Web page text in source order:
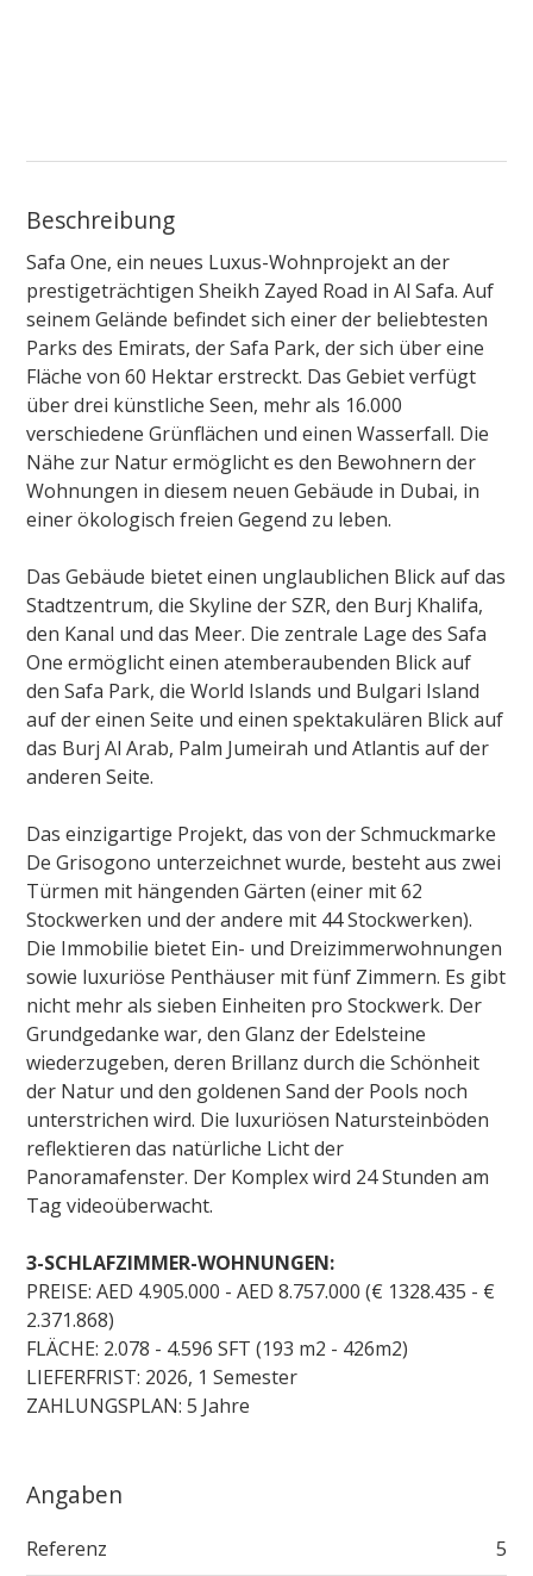
Beschreibung
Safa One, ein neues Luxus-Wohnprojekt an der
prestigeträchtigen Sheikh Zayed Road in Al Safa. Auf
seinem Gelände befindet sich einer der beliebtesten
Parks des Emirats, der Safa Park, der sich über eine
Fläche von 60 Hektar erstreckt. Das Gebiet verfügt
über drei künstliche Seen, mehr als 16.000
verschiedene Grünflächen und einen Wasserfall. Die
Nähe zur Natur ermöglicht es den Bewohnern der
Wohnungen in diesem neuen Gebäude in Dubai, in
einer ökologisch freien Gegend zu leben.
Das Gebäude bietet einen unglaublichen Blick auf das
Stadtzentrum, die Skyline der SZR, den Burj Khalifa,
den Kanal und das Meer. Die zentrale Lage des Safa
One ermöglicht einen atemberaubenden Blick auf
den Safa Park, die World Islands und Bulgari Island
auf der einen Seite und einen spektakulären Blick auf
das Burj Al Arab, Palm Jumeirah und Atlantis auf der
anderen Seite.
Das einzigartige Projekt, das von der Schmuckmarke
De Grisogono unterzeichnet wurde, besteht aus zwei
Türmen mit hängenden Gärten (einer mit 62
Stockwerken und der andere mit 44 Stockwerken).
Die Immobilie bietet Ein- und Dreizimmerwohnungen
sowie luxuriöse Penthäuser mit fünf Zimmern. Es gibt
nicht mehr als sieben Einheiten pro Stockwerk. Der
Grundgedanke war, den Glanz der Edelsteine
wiederzugeben, deren Brillanz durch die Schönheit
der Natur und den goldenen Sand der Pools noch
unterstrichen wird. Die luxuriösen Natursteinböden
reflektieren das natürliche Licht der
Panoramafenster. Der Komplex wird 24 Stunden am
Tag videoüberwacht.
3-SCHLAFZIMMER-WOHNUNGEN:
PREISE: AED 4.905.000 - AED 8.757.000 (€ 1328.435 - €
2.371.868)
FLÄCHE: 2.078 - 4.596 SFT (193 m2 - 426m2)
LIEFERFRIST: 2026, 1 Semester
ZAHLUNGSPLAN: 5 Jahre
Angaben
Referenz 5